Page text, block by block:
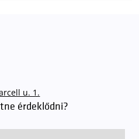
idővel érdemes kalkulálni. Ezt
közönségünknek, induljanak
és
nyitja.
akik egy aznapi fizetős
itt.
u. 1.
érdeklődni?